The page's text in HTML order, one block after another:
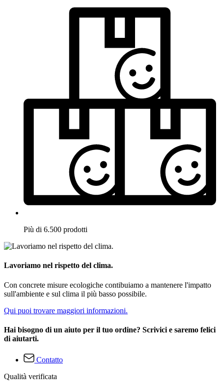
Più di 6.500 prodotti
Lavoriamo nel rispetto del clima.
Con concrete misure ecologiche contibuiamo a mantenere l'impatto
sull'ambiente e sul clima il più basso possibile.
Qui puoi trovare maggiori informazioni.
Hai bisogno di un aiuto per il tuo ordine? Scrivici e saremo felici
di aiutarti.
Contatto
Qualità verificata